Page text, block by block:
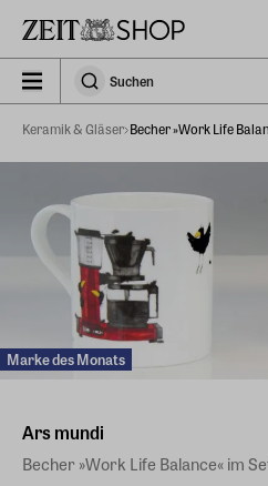
SuchenSuchen
Keramik & Gläser Becher »Work Life
Marke des Monats
Ars mundi
Becher »Work Life Balance« im